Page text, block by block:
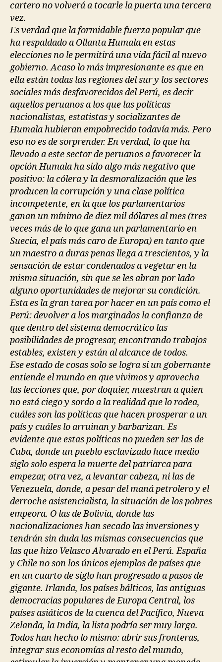
cartero no volverá a tocarle la puerta una tercera
vez.
Es verdad que la formidable fuerza popular que
ha respaldado a Ollanta Humala en estas
elecciones no le permitirá una vida fácil al nuevo
gobierno. Acaso lo más impresionante es que en
ella están todas las regiones del sur y los sectores
sociales más desfavorecidos del Perú, es decir
aquellos peruanos a los que las políticas
nacionalistas, estatistas y socializantes de
Humala hubieran empobrecido todavía más. Pero
eso no es de sorprender. En verdad, lo que ha
llevado a este sector de peruanos a favorecer la
opción Humala ha sido algo más negativo que
positivo: la cólera y la desmoralización que les
producen la corrupción y una clase política
incompetente, en la que los parlamentarios
ganan un mínimo de diez mil dólares al mes (tres
veces más de lo que gana un parlamentario en
Suecia, el país más caro de Europa) en tanto que
un maestro a duras penas llega a trescientos, y la
sensación de estar condenados a vegetar en la
misma situación, sin que se les abran por lado
alguno oportunidades de mejorar su condición.
Esta es la gran tarea por hacer en un país como el
Perú: devolver a los marginados la confianza de
que dentro del sistema democrático las
posibilidades de progresar, encontrando trabajos
estables, existen y están al alcance de todos.
Ese estado de cosas solo se logra si un gobernante
entiende el mundo en que vivimos y aprovecha
las lecciones que, por doquier, muestran a quien
no está ciego y sordo a la realidad que lo rodea,
cuáles son las políticas que hacen prosperar a un
país y cuáles lo arruinan y barbarizan. Es
evidente que estas políticas no pueden ser las de
Cuba, donde un pueblo esclavizado hace medio
siglo solo espera la muerte del patriarca para
empezar, otra vez, a levantar cabeza, ni las de
Venezuela, donde, a pesar del maná petrolero y el
derroche asistencialista, la situación de los pobres
empeora. O las de Bolivia, donde las
nacionalizaciones han secado las inversiones y
tendrán sin duda las mismas consecuencias que
las que hizo Velasco Alvarado en el Perú. España
y Chile no son los únicos ejemplos de países que
en un cuarto de siglo han progresado a pasos de
gigante. Irlanda, los países bálticos, las antiguas
democracias populares de Europa Central, los
países asiáticos de la cuenca del Pacífico, Nueva
Zelanda, la India, la lista podría ser muy larga.
Todos han hecho lo mismo: abrir sus fronteras,
integrar sus economías al resto del mundo,